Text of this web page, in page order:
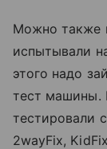
Можно также
испытывали
этого надо
тест машины.
тестировали
2wayFix,